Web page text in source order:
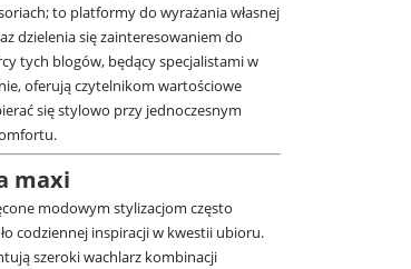
to platformy do wyrażania własnej
dzielenia się zainteresowaniem do
tych blogów, będący specjalistami w
oferują czytelnikom wartościowe
się stylowo przy jednoczesnym
maxi
modowym stylizacjom często
codziennej inspiracji w kwestii ubioru.
szeroki wachlarz kombinacji